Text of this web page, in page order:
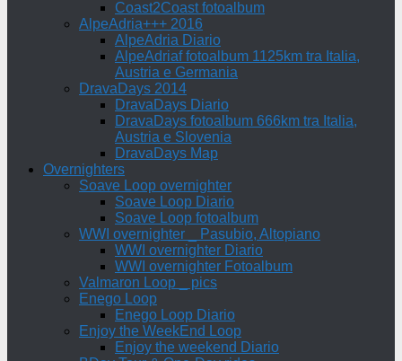
Coast2Coast fotoalbum
AlpeAdria+++ 2016
AlpeAdria Diario
AlpeAdriaf fotoalbum 1125km tra Italia,
Austria e Germania
DravaDays 2014
DravaDays Diario
DravaDays fotoalbum 666km tra Italia,
Austria e Slovenia
DravaDays Map
Overnighters
Soave Loop overnighter
Soave Loop Diario
Soave Loop fotoalbum
WWI overnighter _ Pasubio, Altopiano
WWI overnighter Diario
WWI overnighter Fotoalbum
Valmaron Loop _ pics
Enego Loop
Enego Loop Diario
Enjoy the WeekEnd Loop
Enjoy the weekend Diario